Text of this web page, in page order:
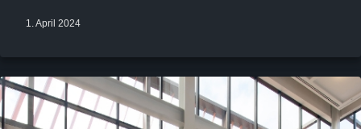
1. April 2024